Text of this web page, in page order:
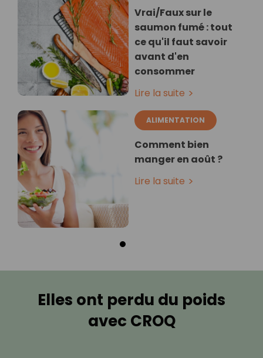
Vrai/Faux sur le
saumon fumé : tout
ce qu'il faut savoir
avant d'en
consommer
Lire la suite
ALIMENTATION
Comment bien
manger en août ?
Lire la suite
Elles ont perdu du poids
avec CROQ